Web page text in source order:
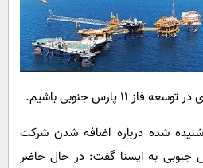
سرگرمی
فناوری
گوناگون
حوادث
سلامت
پیامک
روانشناسی
آشپزی
دانلود
پارس جنوبی باشیم.
شده درباره اضافه شدن شرکت
توسعه فاز ۱۱ پارس جنوبی به ایسنا گفت: در حال حاضر